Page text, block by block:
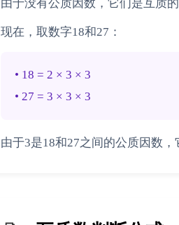
由于没有公质因数，它们是互质
现在，取数字18和27：
• 18 = 2 × 3 × 3
• 27 = 3 × 3 × 3
由于3是18和27之间的公质因数，